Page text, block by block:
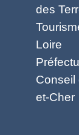
des
Loire
Conseil
et-Cher